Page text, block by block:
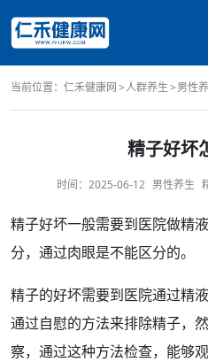
当前位置： 仁禾健康网 人群养生 男性
精子好坏
时间： 2025-06-12 男性养生
精子好坏一般需要到医院做精液
分，通过肉眼是不能区分的。
精子的好坏需要到医院通过精液
通过自慰的方法来排除精子，
察，通过这种方法检查，能够